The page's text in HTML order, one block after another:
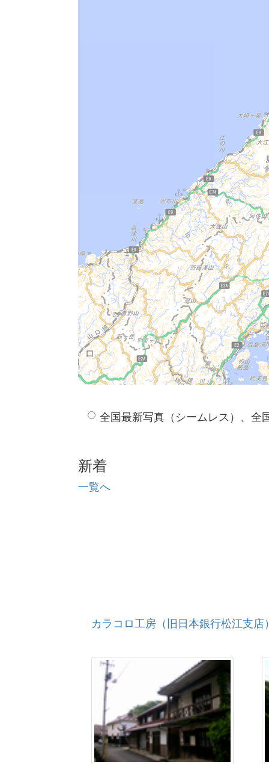
全国最新写真（シームレス）、全
新着
一覧へ
カラコロ工房（旧日本銀行松江支店